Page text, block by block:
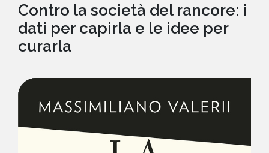
CHI SIAMO
CATALOGO
AUTORI
EVENTI
NEWS
Contro la società del rancore: i
dati per capirla e le idee per
curarla